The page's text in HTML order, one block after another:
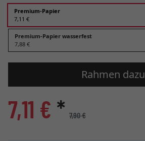
Premium-Papier
7,11 €
Premium-Papier wasserfest
7,88 €
Rahmen dazu
7,11 € * 7,90 €